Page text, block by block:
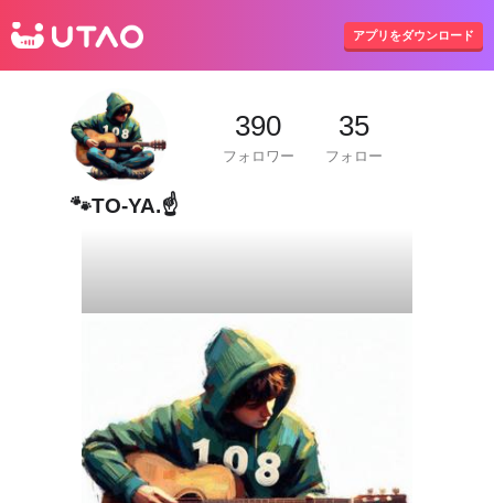
アプリをダウンロード
390
フォロワー
35
フォロー
🐾TO-YA.☝️